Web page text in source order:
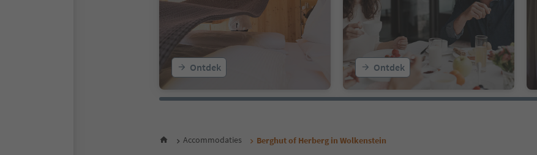
Ontdek Ontdek
Accommodaties Berghut of Herberg in Wolkenstein